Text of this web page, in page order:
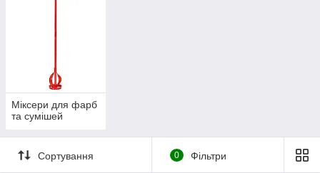
Міксери для фарб
та сумішей
Сортування 0 Фільтри